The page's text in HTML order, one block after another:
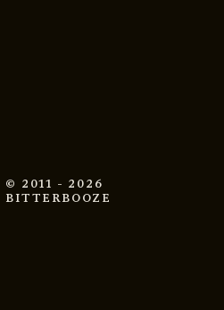
© 2011 - 2026
BITTERBOOZE